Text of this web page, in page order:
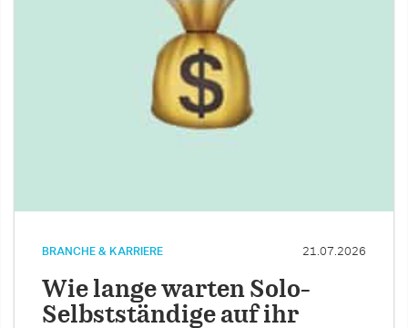
BRANCHE & KARRIERE 21.07.2026
Wie lange warten Solo-
Selbstständige auf ihr